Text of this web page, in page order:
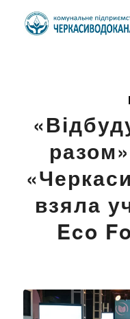
взяла
Eco